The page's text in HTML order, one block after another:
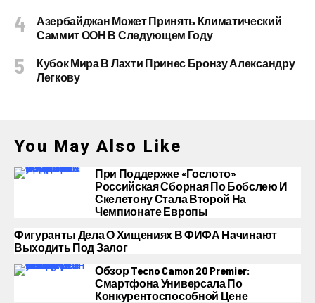
Азербайджан Может Принять Климатический
Саммит ООН В Следующем Году
Кубок Мира В Лахти Принес Бронзу Александру
Легкову
You May Also Like
При Поддержке «Гослото»
Российская Сборная По Бобслею И
Скелетону Стала Второй На
Чемпионате Европы
Фигуранты Дела О Хищениях В ФИФА Начинают
Выходить Под Залог
Обзор Tecno Camon 20 Premier:
Смартфона Универсала По
Конкурентоспособной Цене